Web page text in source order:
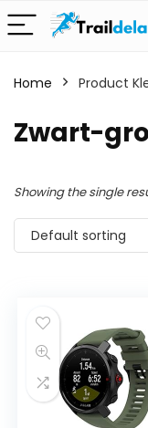
Home Product
Zwart-
Showing the single
Default sorting